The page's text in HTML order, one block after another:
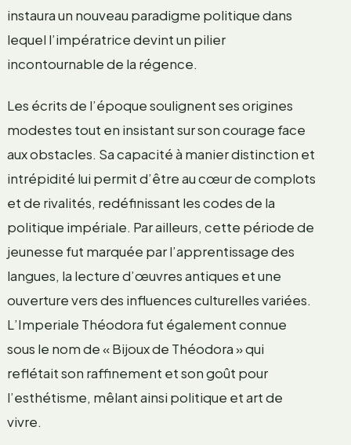
instaura un nouveau paradigme politique dans
lequel l’impératrice devint un pilier
incontournable de la régence.
Les écrits de l’époque soulignent ses origines
modestes tout en insistant sur son courage face
aux obstacles. Sa capacité à manier distinction et
intrépidité lui permit d’être au cœur de complots
et de rivalités, redéfinissant les codes de la
politique impériale. Par ailleurs, cette période de
jeunesse fut marquée par l’apprentissage des
langues, la lecture d’œuvres antiques et une
ouverture vers des influences culturelles variées.
L’Imperiale Théodora fut également connue
sous le nom de « Bijoux de Théodora » qui
reflétait son raffinement et son goût pour
l’esthétisme, mêlant ainsi politique et art de
vivre.